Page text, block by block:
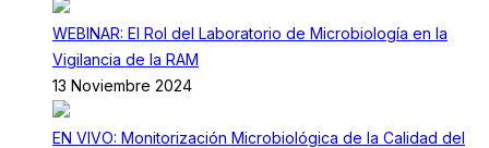
WEBINAR: El Rol del Laboratorio de Microbiología en la
Vigilancia de la RAM
13 Noviembre 2024
EN VIVO: Monitorización Microbiológica de la Calidad del